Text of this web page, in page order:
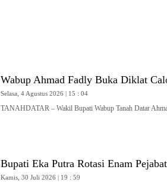
Wabup Ahmad Fadly Buka Diklat
Selasa, 4 Agustus 2026 | 15 : 04
TANAHDATAR – Wakil Bupati Wabup Tanah Datar
Bupati Eka Putra Rotasi Enam
Kamis, 30 Juli 2026 | 19 : 59